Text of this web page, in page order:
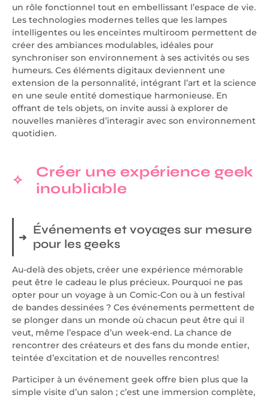
un rôle fonctionnel tout en embellissant l’espace de vie.
Les technologies modernes telles que les lampes
intelligentes ou les enceintes multiroom permettent de
créer des ambiances modulables, idéales pour
synchroniser son environnement à ses activités ou ses
humeurs. Ces éléments digitaux deviennent une
extension de la personnalité, intégrant l’art et la science
en une seule entité domestique harmonieuse. En
offrant de tels objets, on invite aussi à explorer de
nouvelles manières d’interagir avec son environnement
quotidien.
Créer une expérience geek
inoubliable
Événements et voyages sur mesure
pour les geeks
Au-delà des objets, créer une expérience mémorable
peut être le cadeau le plus précieux. Pourquoi ne pas
opter pour un voyage à un Comic-Con ou à un festival
de bandes dessinées ? Ces événements permettent de
se plonger dans un monde où chacun peut être qui il
veut, même l’espace d’un week-end. La chance de
rencontrer des créateurs et des fans du monde entier,
teintée d’excitation et de nouvelles rencontres!
Participer à un événement geek offre bien plus que la
simple visite d’un salon ; c’est une immersion complète,